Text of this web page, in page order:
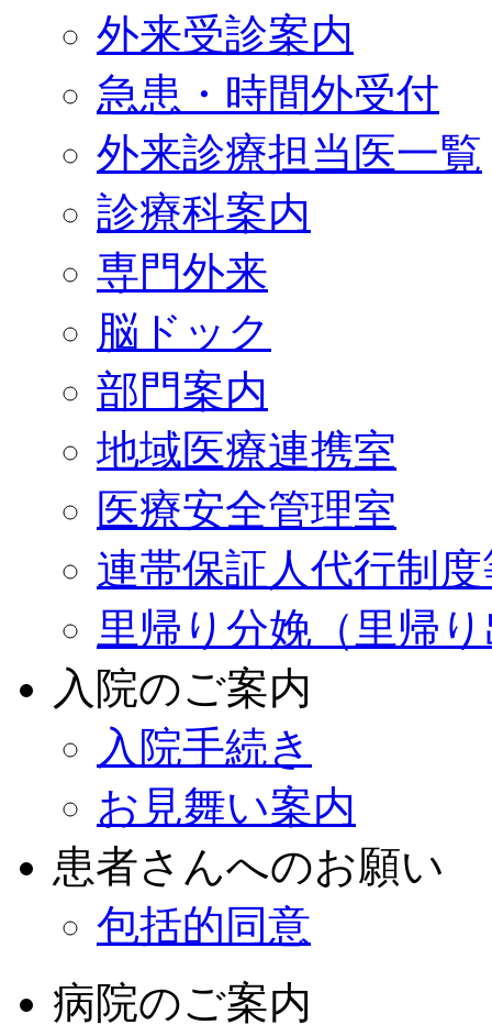
外来受診案内
急患・時間外受付
外来診療担当医一覧
診療科案内
専門外来
脳ドック
部門案内
地域医療連携室
医療安全管理室
連帯保証人代行制度
里帰り分娩（里帰
入院のご案内
入院手続き
お見舞い案内
患者さんへのお願い
包括的同意
病院のご案内